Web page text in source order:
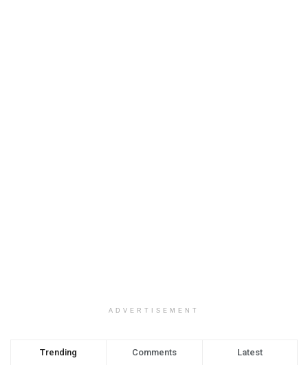
ADVERTISEMENT
Trending Comments Latest